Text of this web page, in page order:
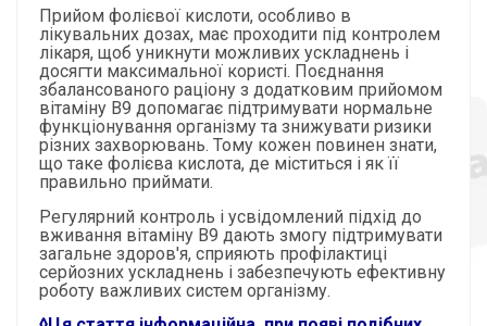
Прийом фолієвої кислоти, особливо в
лікувальних дозах, має проходити під контролем
лікаря, щоб уникнути можливих ускладнень і
досягти максимальної користі. Поєднання
збалансованого раціону з додатковим прийомом
вітаміну B9 допомагає підтримувати нормальне
функціонування організму та знижувати ризики
різних захворювань. Тому кожен повинен знати,
що таке фолієва кислота, де міститься і як її
правильно приймати.
Регулярний контроль і усвідомлений підхід до
вживання вітаміну B9 дають змогу підтримувати
загальне здоров'я, сприяють профілактиці
серйозних ускладнень і забезпечують ефективну
роботу важливих систем організму.